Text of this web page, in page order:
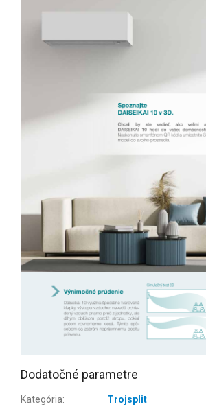
Dodatočné parametre
Kategória:
Trojsplit